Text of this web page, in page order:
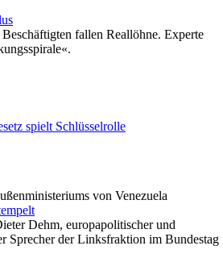
fallen Reallöhne. Experte
spielt Schlüsselrolle
von Venezuela
Dehm, europapolitischer und
Sprecher der Linksfraktion im Bundestag